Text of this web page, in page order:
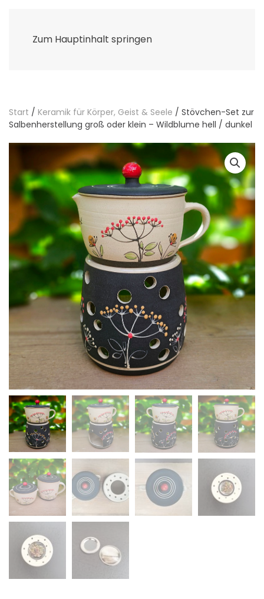
Zum Hauptinhalt springen
Start / Keramik für Körper, Geist & Seele / Stövchen-Set zur
Salbenherstellung groß oder klein – Wildblume hell / dunkel